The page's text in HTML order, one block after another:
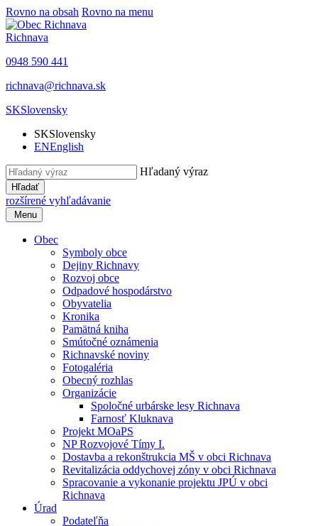
Rovno na obsah Rovno na menu
Richnava
0948 590 441
richnava@richnava.sk
SKSlovensky
SKSlovensky
ENEnglish
Hľadaný výraz
Hľadať
rozšírené vyhľadávanie
Menu
Obec
Symboly obce
Dejiny Richnavy
Rozvoj obce
Odpadové hospodárstvo
Obyvatelia
Kronika
Pamätná kniha
Smútočné oznámenia
Richnavské noviny
Fotogaléria
Obecný rozhlas
Organizácie
Spoločné urbárske lesy Richnava
Farnosť Kluknava
Projekt MOaPS
NP Rozvojové Tímy I.
Dostavba a rekonštrukcia MŠ v obci Richnava
Revitalizácia oddychovej zóny v obci Richnava
Spracovanie a vykonanie projektu JPÚ v obci
Richnava
Úrad
Podateľňa